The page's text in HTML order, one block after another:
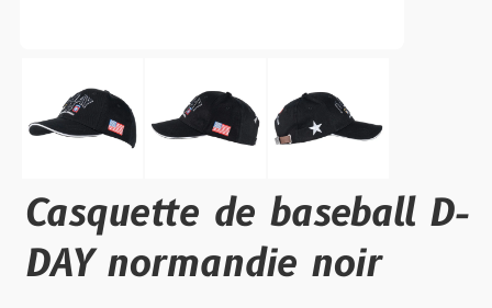
Casquette de baseball D-
DAY normandie noir